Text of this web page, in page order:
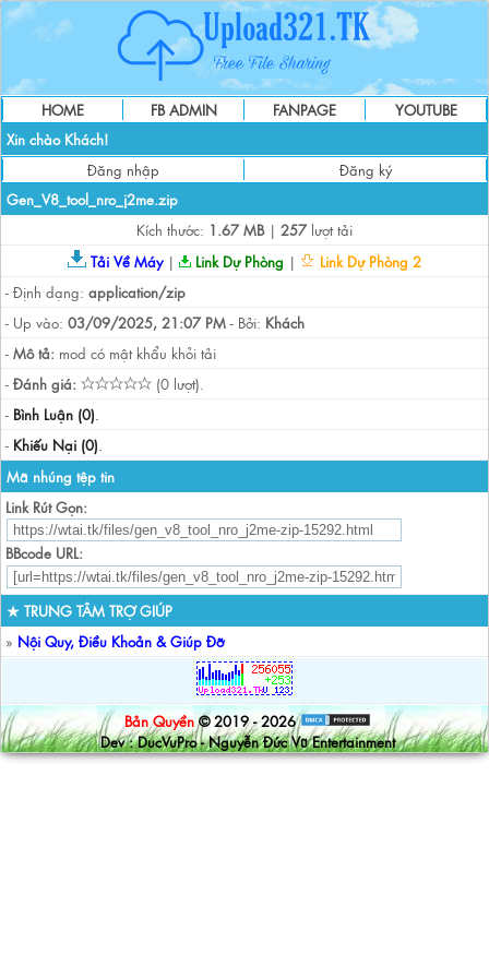
HOME FB ADMIN FANPAGE
YOUTUBE
Xin chào Khách!
Đăng nhập
Đăng ký
Gen_V8_tool_nro_j2me.zip
Kích thước: 1.67 MB| 257lượt tải
Tải Về Máy| Link Dự Phòng |
Link Dự Phòng 2
- Định dạng: application/zip
- Up vào: 03/09/2025, 21:07 PM - Bởi: Khách
- Mô tả: mod có mật khẩu khỏi tải
- Đánh giá:
(0 lượt).
- Bình Luận (0).
- Khiếu Nại (0).
Mã nhúng tệp tin
Link Rút Gọn:
BBcode URL:
★ TRUNG TÂM TRỢ GIÚP
» Nội Quy, Điều Khoản & Giúp Đỡ
Bản Quyền © 2019 - 2026
Dev : DucVuPro - Nguyễn Đức Vũ Entertainment